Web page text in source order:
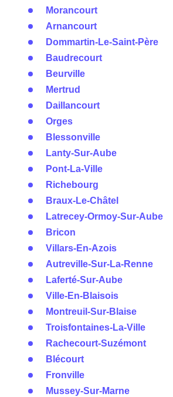
Morancourt
Arnancourt
Dommartin-Le-Saint-Père
Baudrecourt
Beurville
Mertrud
Daillancourt
Orges
Blessonville
Lanty-Sur-Aube
Pont-La-Ville
Richebourg
Braux-Le-Châtel
Latrecey-Ormoy-Sur-Aube
Bricon
Villars-En-Azois
Autreville-Sur-La-Renne
Laferté-Sur-Aube
Ville-En-Blaisois
Montreuil-Sur-Blaise
Troisfontaines-La-Ville
Rachecourt-Suzémont
Blécourt
Fronville
Mussey-Sur-Marne